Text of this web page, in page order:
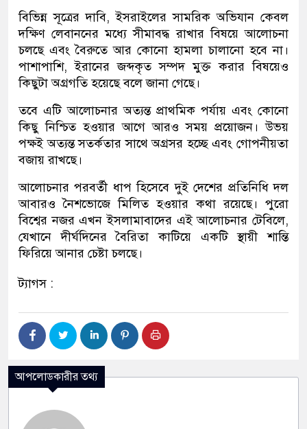
বিভিন্ন সূত্রের দাবি, ইসরাইলের সামরিক অভিযান কেবল
দক্ষিণ লেবাননের মধ্যে সীমাবদ্ধ রাখার বিষয়ে আলোচনা
চলছে এবং বৈরুতে আর কোনো হামলা চালানো হবে না।
পাশাপাশি, ইরানের জব্দকৃত সম্পদ মুক্ত করার বিষয়েও
কিছুটা অগ্রগতি হয়েছে বলে জানা গেছে।
তবে এটি আলোচনার অত্যন্ত প্রাথমিক পর্যায় এবং কোনো
কিছু নিশ্চিত হওয়ার আগে আরও সময় প্রয়োজন। উভয়
পক্ষই অত্যন্ত সতর্কতার সাথে অগ্রসর হচ্ছে এবং গোপনীয়তা
বজায় রাখছে।
আলোচনার পরবর্তী ধাপ হিসেবে দুই দেশের প্রতিনিধি দল
আবারও নৈশভোজে মিলিত হওয়ার কথা রয়েছে। পুরো
বিশ্বের নজর এখন ইসলামাবাদের এই আলোচনার টেবিলে,
যেখানে দীর্ঘদিনের বৈরিতা কাটিয়ে একটি স্থায়ী শান্তি
ফিরিয়ে আনার চেষ্টা চলছে।
ট্যাগস :
আপলোডকারীর তথ্য